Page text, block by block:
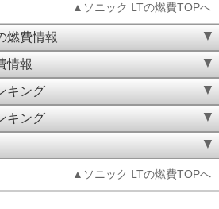
▲ソニック LTの燃費TOPへ
燃費情報
情報
キング
キング
▲ソニック LTの燃費TOPへ